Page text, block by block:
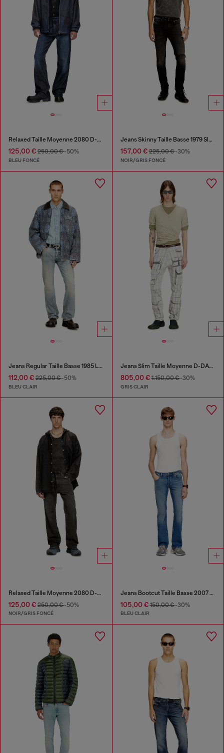
Relaxed Taille Moyenne 2080 D-Reel Joggjeans®
125,00 € 250,00 €-50%
BLEU FONCÉ
Jeans Skinny Taille Basse 1979 Sleenker
157,00 €225,00 €-30%
NOIR/GRIS FONCÉ
Jeans Regular Taille Basse 1985 Larkee
112,00 € 225,00 €-50%
BLEU CLAIR
Jeans Slim Taille Moyenne D-DAREK
805,00 €1.150,00 €-30%
GRIS CLAIR
Relaxed Taille Moyenne 2080 D-Reel Joggjeans®
125,00 € 250,00 €-50%
NOIR/GRIS FONCÉ
Jeans Bootcut Taille Basse 2007 Zatiny
105,00 €150,00 €-30%
BLEU CLAIR